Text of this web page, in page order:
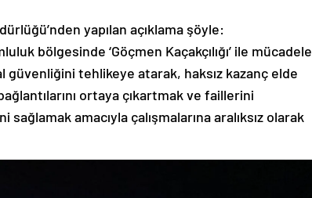
yapılan açıklama şöyle:
bölgesinde ‘Göçmen Kaçakçılığı’ ile mücadele
güvenliğini tehlikeye atarak, haksız kazanç elde
ortaya çıkartmak ve faillerini
amacıyla çalışmalarına aralıksız olarak